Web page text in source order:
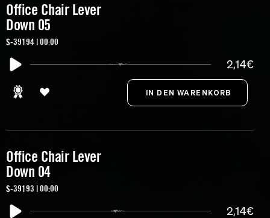
Office Chair Lever
Down 05
S-39194 | 00:00
2,14€
Office Chair Lever
Down 04
S-39193 | 00:00
2,14€